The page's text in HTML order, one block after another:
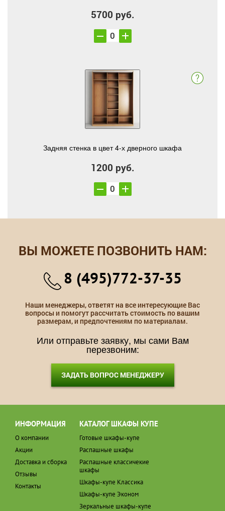
5700 руб.
Задняя стенка в цвет 4-х дверного шкафа
1200 руб.
ВЫ МОЖЕТЕ ПОЗВОНИТЬ НАМ:
8 (495)772-37-35
Наши менеджеры, ответят на все интересующие Вас
вопросы и помогут рассчитать стоимость по вашим
размерам, и предпочтениям по материалам.
Или отправьте заявку, мы сами Вам
перезвоним:
ЗАДАТЬ ВОПРОС МЕНЕДЖЕРУ
ИНФОРМАЦИЯ
О компании
Акции
Доставка и сборка
Отзывы
Контакты
КАТАЛОГ ШКАФЫ КУПЕ
Готовые шкафы-купе
Распашные шкафы
Распашные классичекие
шкафы
Шкафы-купе Классика
Шкафы-купе Эконом
Зеркальные шкафы-купе